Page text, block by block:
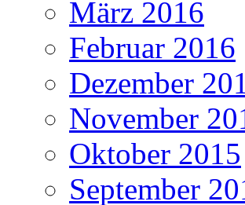
März 2016
Februar 2016
Dezember
November
Oktober 2015
September